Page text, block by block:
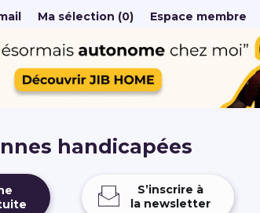
Ma sélection (0) Espace membre
handicapées
S’inscrire à
la newsletter